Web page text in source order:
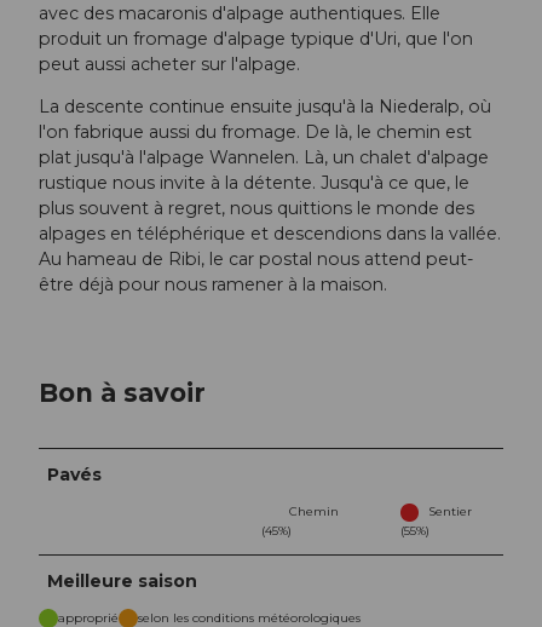
avec des macaronis d'alpage authentiques. Elle
produit un fromage d'alpage typique d'Uri, que l'on
peut aussi acheter sur l'alpage.
La descente continue ensuite jusqu'à la Niederalp, où
l'on fabrique aussi du fromage. De là, le chemin est
plat jusqu'à l'alpage Wannelen. Là, un chalet d'alpage
rustique nous invite à la détente. Jusqu'à ce que, le
plus souvent à regret, nous quittions le monde des
alpages en téléphérique et descendions dans la vallée.
Au hameau de Ribi, le car postal nous attend peut-
être déjà pour nous ramener à la maison.
Bon à savoir
Pavés
Chemin
(45%)
Sentier
(55%)
Meilleure saison
approprié selon les conditions météorologiques